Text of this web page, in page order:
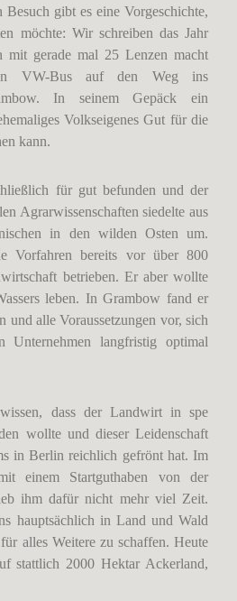
gibt es eine Vorgeschichte,
möchte: Wir schreiben das Jahr
mit gerade mal 25 Lenzen macht
VW-Bus auf den Weg ins
In seinem Gepäck ein
Volkseigenes Gut für die
kann.
für gut befunden und der
Agrarwissenschaften siedelte aus
in den wilden Osten um.
Vorfahren bereits vor über 800
betrieben. Er aber wollte
leben. In Grambow fand er
und alle Voraussetzungen vor, sich
Unternehmen langfristig optimal
dass der Landwirt in spe
wollte und dieser Leidenschaft
in Berlin reichlich gefrönt hat. Im
einem Startguthaben von der
ihm dafür nicht mehr viel Zeit.
hauptsächlich in Land und Wald
alles Weitere zu schaffen. Heute
stattlich 2000 Hektar Ackerland,